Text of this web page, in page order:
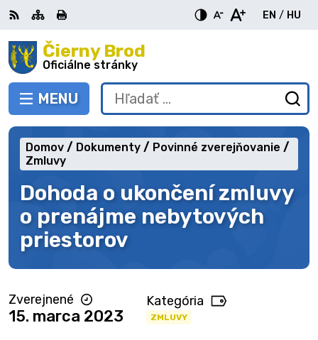
Preskočiť
na
obsah Čierny Brod
Oficiálne stránky
PREPNÚŤ
MENU
RSS MapaTlačiť
EN
English
/ HU
Hľadať:
Dohoda o ukončení zmluvy
o prenájme nebytových
priestorov
Domov Dokumenty
Povinné zverejňovanie
Zmluvy
Zverejnené
15. marca 2023
Kategória
ZMLUVY